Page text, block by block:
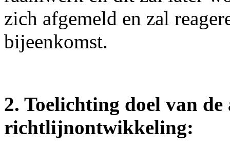
zich afgemeld en zal
bijeenkomst.
2. Toelichting doel van de
richtlijnontwikkeling: